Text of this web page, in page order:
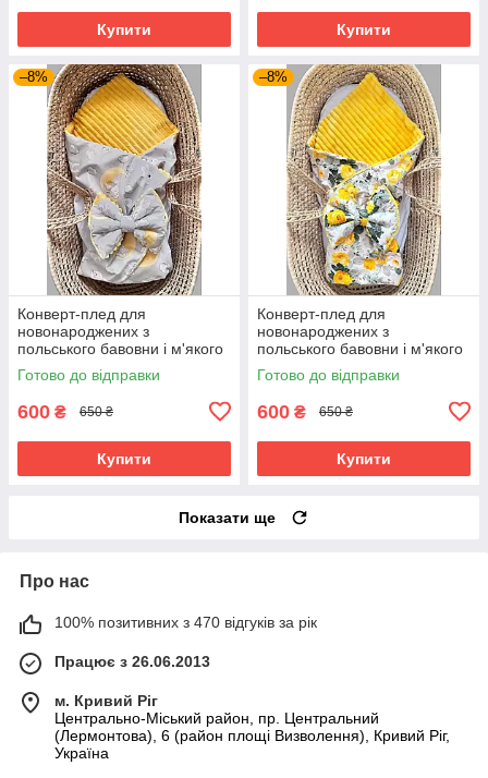
Купити Купити
–8%
Конверт-плед для
новонароджених з
польського бавовни і м'якого
плюша (без утеплювача) BST
зайчики
Готово до відправки
600 ₴ 650 ₴
Купити
–8%
Конверт-плед для
новонароджених з
польського бавовни і м'якого
плюша (без утеплювача) BST
жовті троянди
Готово до відправки
600 ₴ 650 ₴
Купити
Показати ще
Про нас
100% позитивних з 470 відгуків за рік
Працює з 26.06.2013
м. Кривий Ріг
Центрально-Міський район, пр. Центральний
(Лермонтова), 6 (район площі Визволення), Кривий Ріг,
Україна